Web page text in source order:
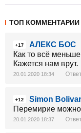
ТОП КОММЕНТАРИИ
+17
АЛЕКС БОС
Как то всё
Кажется нам врут.
20.01.2020 18:34
+12
Simon
Перемирие можно
20.01.2020 18:37